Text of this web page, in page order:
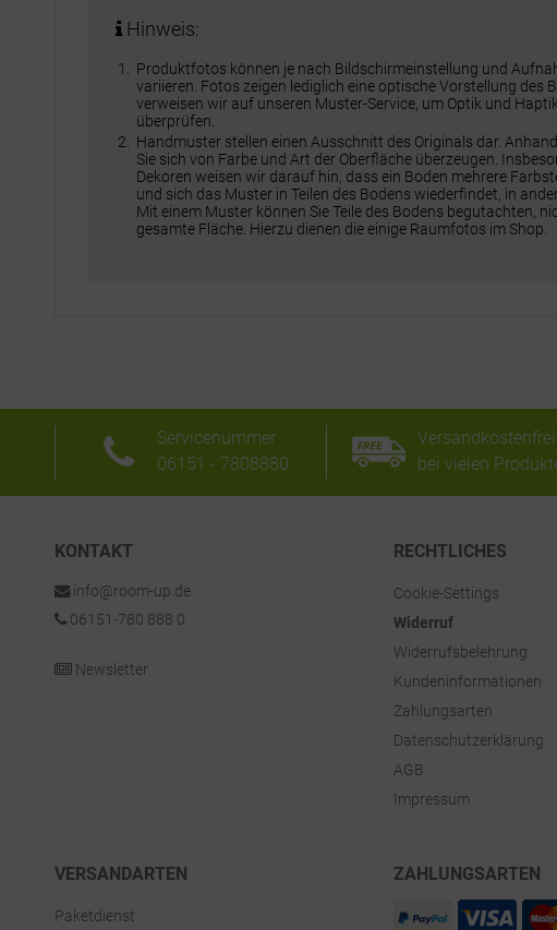
Hinweis:
Produktfotos können je nach Bildschirmeinstellung und
variieren. Fotos zeigen lediglich eine optische Vorstellung des
verweisen wir auf unseren Muster-Service, um Optik und
überprüfen.
Handmuster stellen einen Ausschnitt des Originals dar.
Sie sich von Farbe und Art der Oberfläche überzeugen.
Dekoren weisen wir darauf hin, dass ein Boden mehrere
und sich das Muster in Teilen des Bodens wiederfindet, in
Mit einem Muster können Sie Teile des Bodens begutachten,
gesamte Fläche. Hierzu dienen die einige Raumfotos im Shop.
Servicenummer
06151 - 7808880
bei vielen
KONTAKT
info@room-up.de
06151-780 888 0
Newsletter
RECHTLICHES
Cookie-Settings
Widerruf
Widerrufsbelehrung
Kundeninformationen
Zahlungsarten
Datenschutzerklärung
AGB
Impressum
VERSANDARTEN
Paketdienst
ZAHLUNGSARTEN